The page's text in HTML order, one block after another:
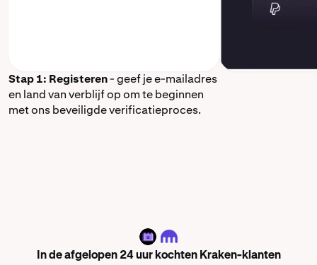
Stap 1: Registeren- geef je e-mailadres
en land van verblijf op om te beginnen
met ons beveiligde verificatieproces.
M
In de afgelopen 24 uur kochten Kraken-klanten